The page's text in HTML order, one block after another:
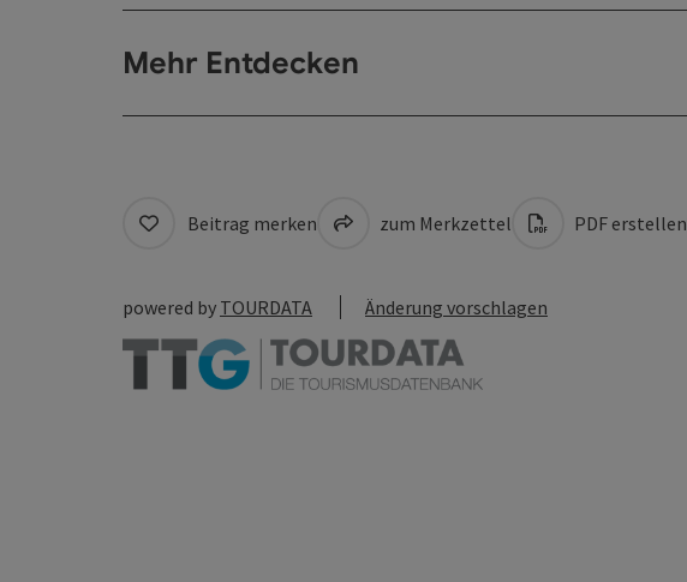
Mehr Entdecken
Beitrag merken zum Merkzettel PDF erstellen
powered by TOURDATA Änderung vorschlagen